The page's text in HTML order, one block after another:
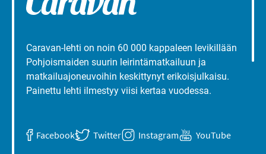
Caravan-lehti on noin 60 000 kappaleen levikillään
Pohjoismaiden suurin leirintämatkailuun ja
matkailuajoneuvoihin keskittynyt erikoisjulkaisu.
Painettu lehti ilmestyy viisi kertaa vuodessa.
Facebook Twitter Instagram YouTube